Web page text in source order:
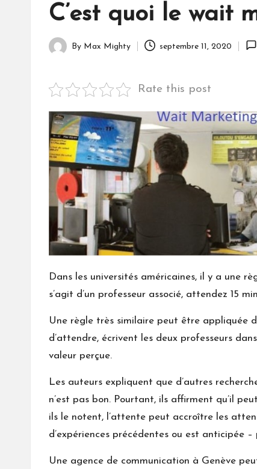
C’est quoi le wait
Posted
By Max Mighty septembre 11, 2020
Rate this post
Dans les universités américaines, il y a une
s’agit d’un professeur associé, attendez 15
Une règle très similaire peut être appliquée
d’attendre, écrivent les deux professeurs
valeur perçue.
Les auteurs expliquent que d’autres
n’est pas bon. Pourtant, ils affirment qu’il
ils le notent, l’attente peut accroître les
d’expériences précédentes ou est anticipée
Une agence de communication à Genève